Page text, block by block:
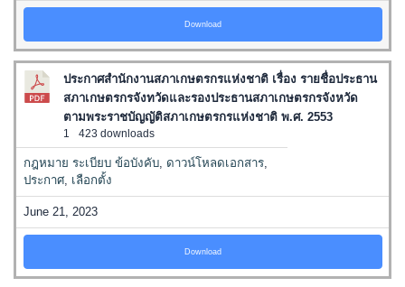
Download
ประกาศสำนักงานสภาเกษตรกรแห่งชาติ เรื่อง รายชื่อประธาน
สภาเกษตรกรจังทวัดและรองประธานสภาเกษตรกรจังหวัด
ตามพระราชบัญญัติสภาเกษตรกรแห่งชาติ พ.ศ. 2553
1 423 downloads
กฎหมาย ระเบียบ ข้อบังคับ, ดาวน์โหลดเอกสาร,
ประกาศ, เลือกตั้ง
June 21, 2023
Download